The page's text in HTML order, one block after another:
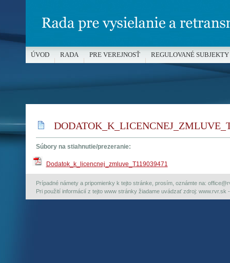
Súbory na stiahnutie/prezeranie:
Dodatok_k_licencnej_zmluve_T119039471
Prípadné námety a pripomienky k tejto stránke, prosím, oznámte na:
Pri použití informácií z tejto www stránky žiadame uvádzať zdroj: www.rvr.sk
ÚVOD RADA PRE VEREJNOSŤ REGULOVANÉ SUBJEKTY